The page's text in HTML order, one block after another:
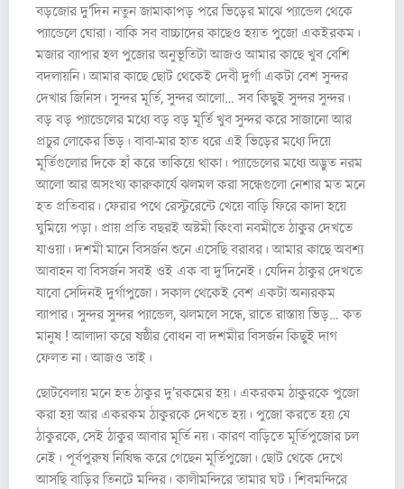
বড়জোর দু’দিন নতুন জামাকাপড় পরে ভিড়ের মাঝে প্যান্ডেল থেকে
প্যান্ডেলে ঘোরা। বাকি সব বাচ্চাদের কাছেও হয়ত পুজো একইরকম।
মজার ব্যাপার হল পুজোর অনুভূতিটা আজও আমার কাছে খুব বেশি
বদলায়নি। আমার কাছে ছোট থেকেই দেবী দুর্গা একটা বেশ সুন্দর
দেখার জিনিস। সুন্দর মূর্তি, সুন্দর আলো… সব কিছুই সুন্দর সুন্দর।
বড় বড় প্যান্ডেলের মধ্যে বড় বড় মূর্তি খুব সুন্দর করে সাজানো আর
প্রচুর লোকের ভিড়। বাবা-মার হাত ধরে এই ভিড়ের মধ্যে দিয়ে
মূর্তিগুলোর দিকে হাঁ করে তাকিয়ে থাকা। প্যান্ডেলের মধ্যে অদ্ভুত নরম
আলো আর অসংখ্য কারুকার্যে ঝলমল করা সন্ধেগুলো নেশার মত মনে
হত প্রতিবার। ফেরার পথে রেস্টুরেন্টে খেয়ে বাড়ি ফিরে কাদা হয়ে
ঘুমিয়ে পড়া। প্রায় প্রতি বছরই অষ্টমী কিংবা নবমীতে ঠাকুর দেখতে
যাওয়া। দশমী মানে বিসর্জন শুনে এসেছি বরাবর। আমার কাছে অবশ্য
আবাহন বা বিসর্জন সবই ওই এক বা দু’দিনেই। যেদিন ঠাকুর দেখতে
যাবো সেদিনই দুর্গাপুজো। সকাল থেকেই বেশ একটা অন্যরকম
ব্যাপার। সুন্দর সুন্দর প্যান্ডেল, ঝলমলে সন্ধে, রাতে রাস্তায় ভিড়… কত
মানুষ ! আলাদা করে ষষ্ঠীর বোধন বা দশমীর বিসর্জন কিছুই দাগ
ফেলত না। আজও তাই।
ছোটবেলায় মনে হত ঠাকুর দু’রকমের হয়। একরকম ঠাকুরকে পুজো
করা হয় আর একরকম ঠাকুরকে দেখতে হয়। পুজো করতে হয় যে
ঠাকুরকে, সেই ঠাকুর আবার মূর্তি নয়। কারণ বাড়িতে মূর্তিপুজোর চল
নেই। পূর্বপুরুষ নিষিদ্ধ করে গেছেন মূর্তিপুজো। ছোট থেকে দেখে
আসছি বাড়ির তিনটে মন্দির। কালীমন্দিরে তামার ঘট। শিবমন্দিরে